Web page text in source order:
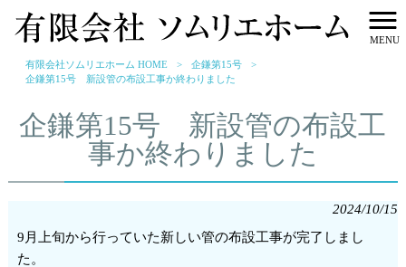
MENU
有限会社ソムリエホーム HOME > 企鎌第15号
>
企鎌第15号 新設管の布設工事か終わりました
企鎌第15号 新設管の布設工
事か終わりました
2024/10/15
9月上旬から行っていた新しい管の布設工事が完了しまし
た。